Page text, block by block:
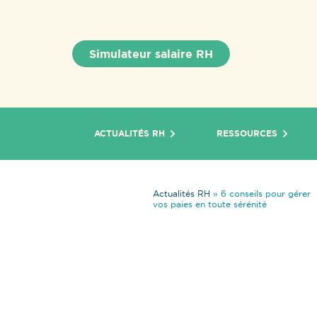
Simulateur salaire RH
ACTUALITÉS RH RESSOURCES
Actualités RH » 6 conseils pour gérer
vos paies en toute sérénité